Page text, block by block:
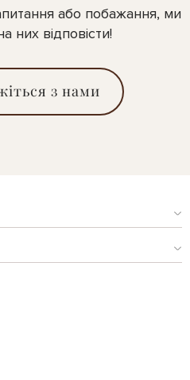
або побажання, ми
них відповісти!
з нами